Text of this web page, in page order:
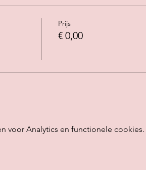
Prijs
€ 0,00
voor Analytics en functionele cookies.